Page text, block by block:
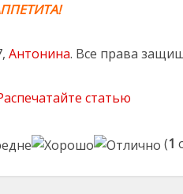
Антонина. Все права
статью
(1